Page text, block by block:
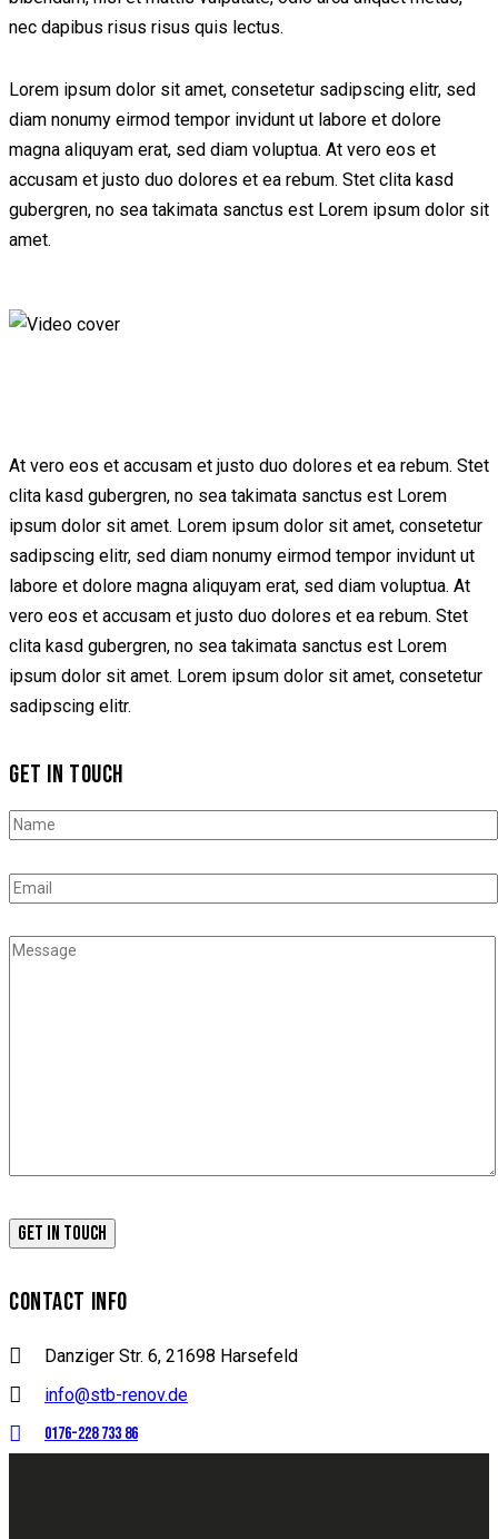
nec dapibus risus risus quis lectus.
Lorem ipsum dolor sit amet, consetetur sadipscing elitr, sed
diam nonumy eirmod tempor invidunt ut labore et dolore
magna aliquyam erat, sed diam voluptua. At vero eos et
accusam et justo duo dolores et ea rebum. Stet clita kasd
gubergren, no sea takimata sanctus est Lorem ipsum dolor sit
amet.
At vero eos et accusam et justo duo dolores et ea rebum. Stet
clita kasd gubergren, no sea takimata sanctus est Lorem
ipsum dolor sit amet. Lorem ipsum dolor sit amet, consetetur
sadipscing elitr, sed diam nonumy eirmod tempor invidunt ut
labore et dolore magna aliquyam erat, sed diam voluptua. At
vero eos et accusam et justo duo dolores et ea rebum. Stet
clita kasd gubergren, no sea takimata sanctus est Lorem
ipsum dolor sit amet. Lorem ipsum dolor sit amet, consetetur
sadipscing elitr.
GET IN TOUCH
CONTACT INFO
Danziger Str. 6, 21698 Harsefeld
info@stb-renov.de
0176-228 733 86